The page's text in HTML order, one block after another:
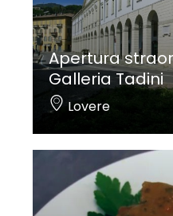
Apertura
Galleria Tadini
Lovere